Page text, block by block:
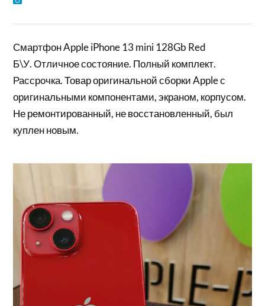
Смартфон Apple iPhone 13 mini 128Gb Red
Б\У. Отличное состояние. Полный комплект.
Рассрочка. Товар оригинальной сборки Apple с
оригинальными компонентами, экраном, корпусом.
Не ремонтированный, не восстановленный, был
куплен новым.